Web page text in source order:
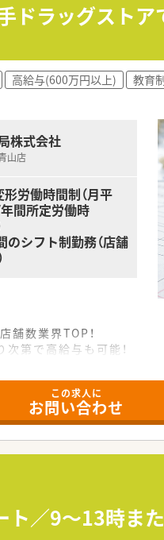
ドラッグスト
高給与(600万円以上) 教育
株式会社
山店
労働時間制（月平
間所定労働時
シフト制勤務（店舗
数業界TOP！
第で高給与も可能！
意されています
用意されています。
ションも増えます。
です。
種多様です。
ができます。
できるよう変更予定です
あります！
この求人に
お問い合わせ
ト／9～13時ま